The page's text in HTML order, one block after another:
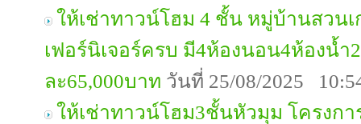
ให้เช่าทาวน์โฮม 4 ชั้น หมู่บ้านสวน
เฟอร์นิเจอร์ครบ มี4ห้องนอน4ห้องน้ำ
ละ65,000บาท วันที่ 25/08/2025
ให้เช่าทาวน์โฮม3ชั้นหัวมุม โครงกา